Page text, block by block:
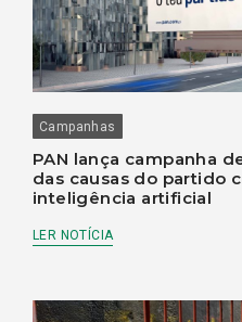
Campanhas
PAN lança campanha
das causas do partido
inteligência artificial
LER NOTÍCIA